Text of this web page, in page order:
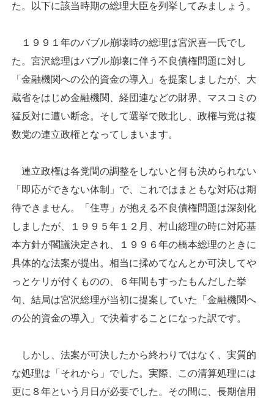
た。以下に該当時期の総理大臣を列挙してみましょう。
１９９１年のバブル崩壊時の総理は宮沢喜一氏でし
た。宮沢総理はバブル崩壊に伴う不良債権問題に対し
「金融機関への公的資金の導入」を提案しましたが、大
蔵省をはじめ金融機関、経団連などの財界、マスコミの
猛反対に遭い断念。そして選挙で敗北し、政権与党は複
数党の連立政権となってしまいます。
連立政権は各党間の調整をしないと何も決められない
「即応ができない体制」で、これではまともな対応は期
待できません。「住専」が抱える不良債権問題は深刻化
しましたが、１９９５年１２月、村山総理の時に対応基
本方針が閣議決定され、１９９６年の橋本総理のときに
具体的な法案が提出。相当に揉めてなんとか可決してや
っとケリが付くものの、６年間もすったもんだした挙
句、結局は宮沢総理が当初に提案していた「金融機関へ
の公的資金の導入」で決着することになった訳です。
しかし、法案が可決したから終わりではなく、実質的
な処理は「それから」でした。実際、この清算処理には
更に８年という月日が必要でした。その間に、長期信用